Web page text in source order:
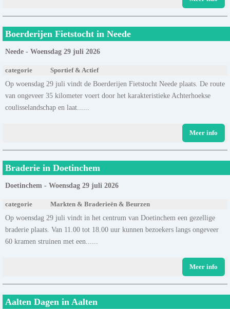
Boerderijen Fietstocht in Neede
Neede - Woensdag 29 juli 2026
categorie Sportief & Actief
Op woensdag 29 juli vindt de Boerderijen Fietstocht Neede plaats. De route
van ongeveer 35 kilometer voert door het karakteristieke Achterhoekse
coulisselandschap en laat......
Meer info
Braderie in Doetinchem
Doetinchem - Woensdag 29 juli 2026
categorie Markten & Braderieën & Beurzen
Op woensdag 29 juli vindt in het centrum van Doetinchem een gezellige
braderie plaats. Van 11.00 tot 18.00 uur kunnen bezoekers langs ongeveer
60 kramen struinen met een......
Meer info
Aalten Dagen in Aalten